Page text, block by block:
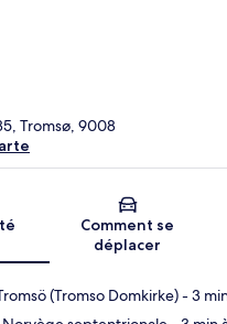
Carte
Tromsø, 9008
Comment se
déplacer
(Tromso Domkirke)- 3